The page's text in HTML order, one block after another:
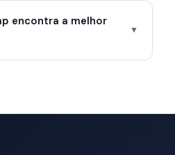
encontra a melhor
▼